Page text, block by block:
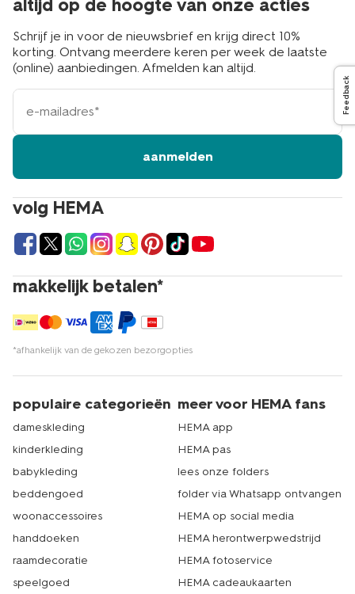
volg HEMA
makkelijk betalen*
*afhankelijk van de gekozen bezorgopties
altijd op de hoogte van onze acties
Schrijf je in voor de nieuwsbrief en krijg direct 10%
korting. Ontvang meerdere keren per week de laatste
(online) aanbiedingen. Afmelden kan altijd.
e-
mailadres
aanmelden
populaire categorieën
dameskleding
kinderkleding
babykleding
beddengoed
woonaccessoires
handdoeken
raamdecoratie
speelgoed
meer voor HEMA fans
HEMA app
HEMA pas
lees onze folders
folder via Whatsapp ontvangen
HEMA op social media
HEMA herontwerpwedstrijd
HEMA fotoservice
HEMA cadeaukaarten
Feedback